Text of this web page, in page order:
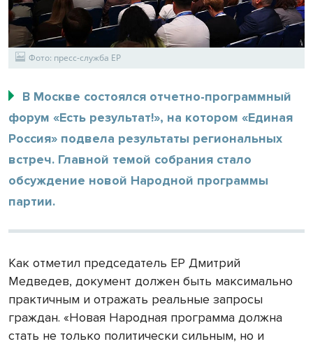
Фото: пресс-служба ЕР
В Москве состоялся отчетно-программный
форум «Есть результат!», на котором «Единая
Россия» подвела результаты региональных
встреч. Главной темой собрания стало
обсуждение новой Народной программы
партии.
Как отметил председатель ЕР Дмитрий
Медведев, документ должен быть максимально
практичным и отражать реальные запросы
граждан. «Новая Народная программа должна
стать не только политически сильным, но и